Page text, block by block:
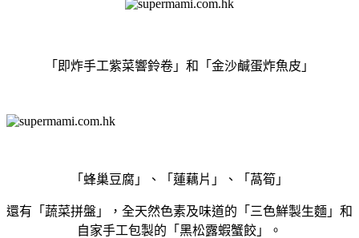
「即炸手工紫菜響鈴卷」和「金沙鹹蛋炸魚皮」
「蜂巢豆腐」、「蓮藕片」、「萵筍」
還有「蔬菜拼盤」，全天然色素及味道的「三色鮮製生麵」和
自家手工包製的「黑松露蝦蟹餃」。